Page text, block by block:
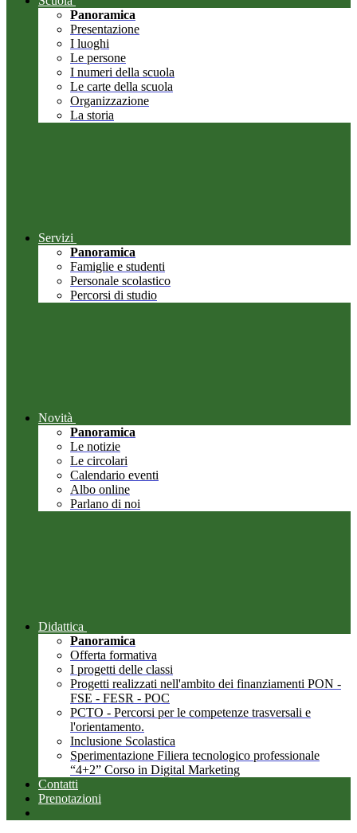
Panoramica
Presentazione
I luoghi
Le persone
I numeri della scuola
Le carte della scuola
Organizzazione
La storia
Servizi
Panoramica
Famiglie e studenti
Personale scolastico
Percorsi di studio
Novità
Panoramica
Le notizie
Le circolari
Calendario eventi
Albo online
Parlano di noi
Didattica
Panoramica
Offerta formativa
I progetti delle classi
Progetti realizzati nell'ambito dei finanziamenti PON -
FSE - FESR - POC
PCTO - Percorsi per le competenze trasversali e
l'orientamento.
Inclusione Scolastica
Sperimentazione Filiera tecnologico professionale
“4+2” Corso in Digital Marketing
Contatti
Prenotazioni